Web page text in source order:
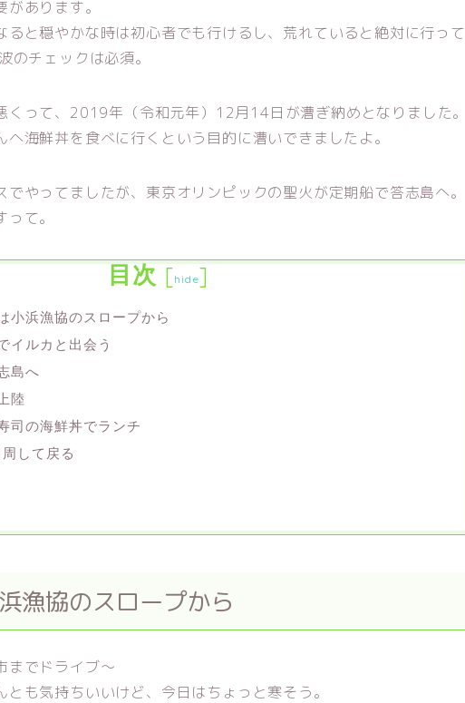
あります。
ると穏やかな時は初心者でも行けるし、荒れていると絶対に行って
のチェックは必須。
くって、2019年（令和元年）12月14日が漕ぎ納めとなりました。
へ海鮮丼を食べに行くという目的に漕いできましたよ。
でやってましたが、東京オリンピックの聖火が定期船で答志島へ。
て。
目次 [hide]
小浜漁協のスロープから
イルカと出会う
島へ
陸
司の海鮮丼でランチ
して戻る
漁協のスロープから
までドライブ～
も気持ちいいけど、今日はちょっと寒そう。